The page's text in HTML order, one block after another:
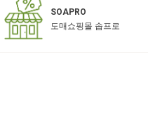
SOAPRO
도매쇼핑몰 솝프로